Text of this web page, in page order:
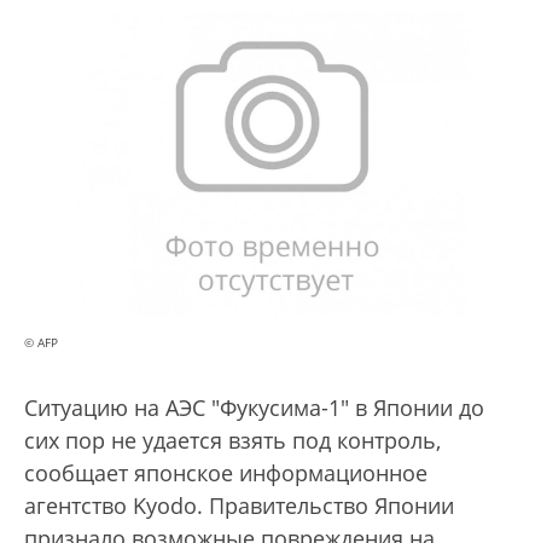
© AFP
Ситуацию на АЭС "Фукусима-1" в Японии до
сих пор не удается взять под контроль,
сообщает японское информационное
агентство Kyodo. Правительство Японии